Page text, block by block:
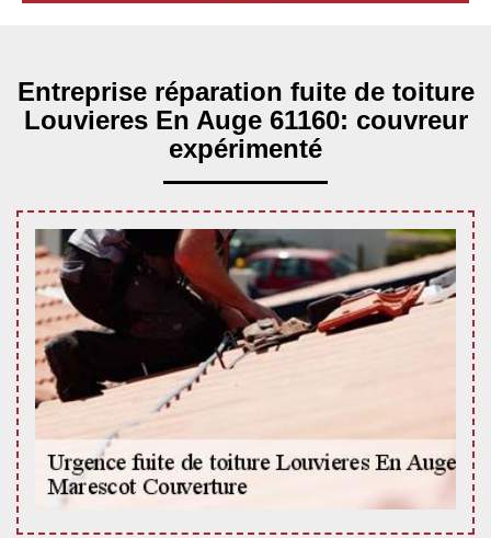
Entreprise réparation fuite de toiture
Louvieres En Auge 61160: couvreur
expérimenté